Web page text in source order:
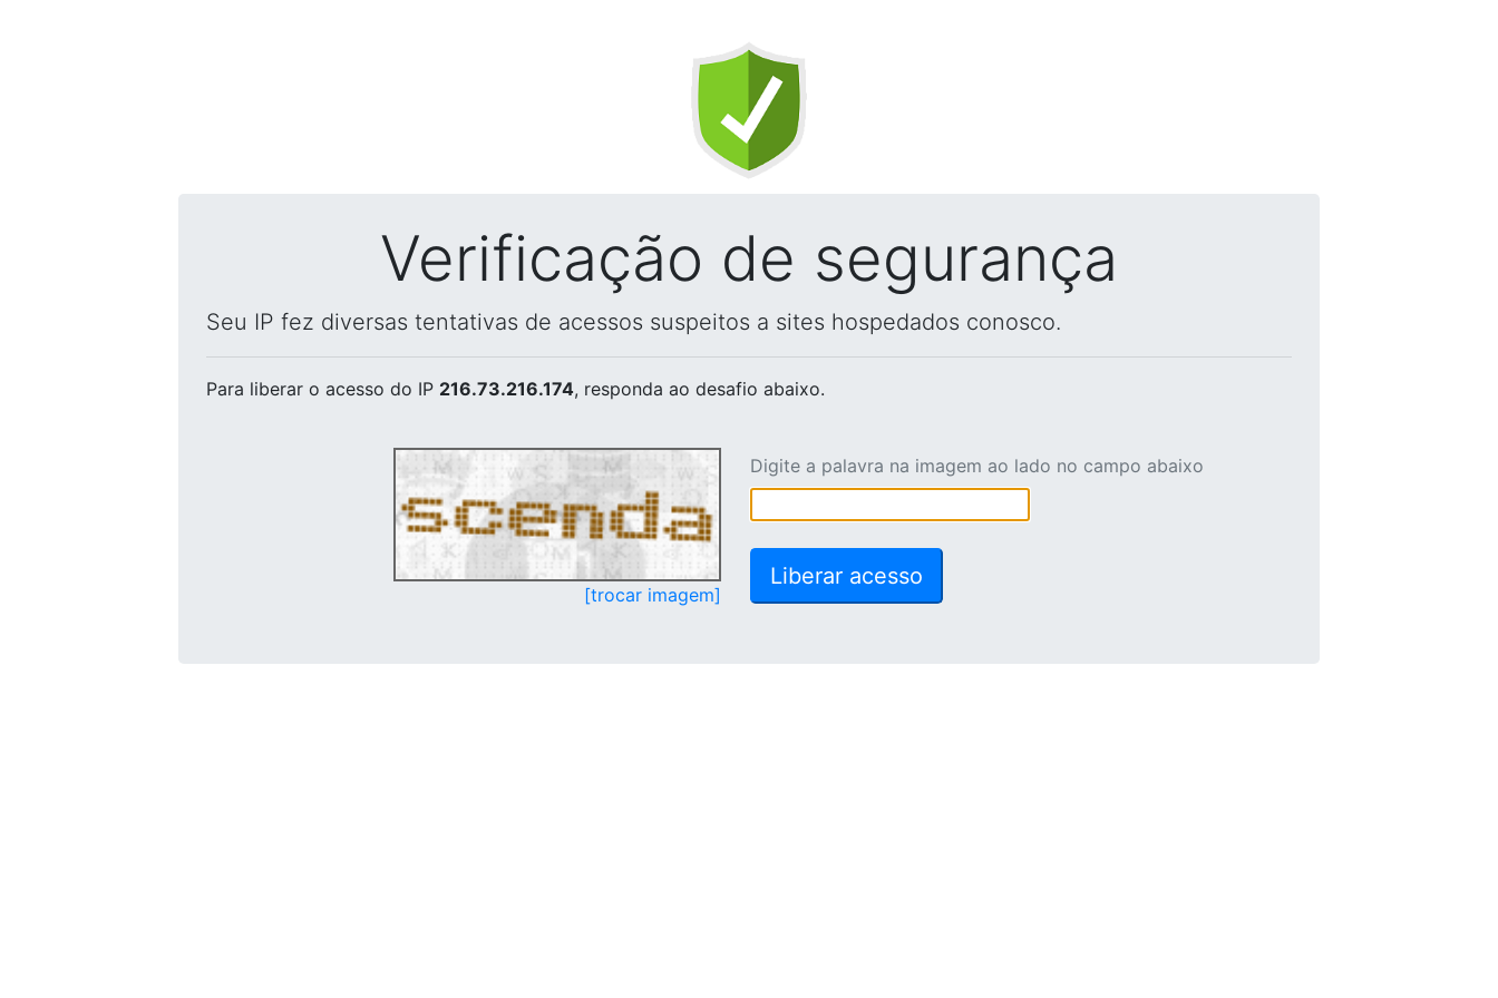
Verificação de segurança
Seu IP fez diversas tentativas de acessos suspeitos a sites hospedados conosco.
Para liberar o acesso do IP 216.73.216.174, responda ao desafio abaixo.
[trocar imagem]
Digite a palavra na imagem ao lado no campo abaixo